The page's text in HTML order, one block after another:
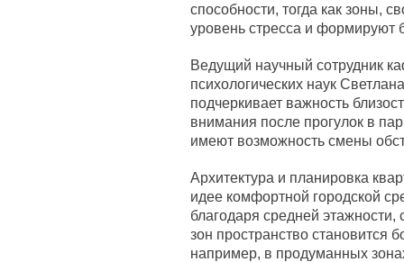
способности, тогда как зоны,
уровень стресса и формируют
Ведущий научный сотрудник
психологических наук
подчеркивает важность
внимания после прогулок в
имеют возможность смены
Архитектура и планировка
идее комфортной городской
благодаря средней
зон пространство
например, в продуманных